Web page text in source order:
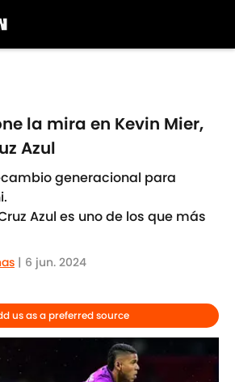
la mira en Kevin Mier,
Azul
generacional para
Azul es uno de los que más
| 6 jun. 2024
us as a preferred source